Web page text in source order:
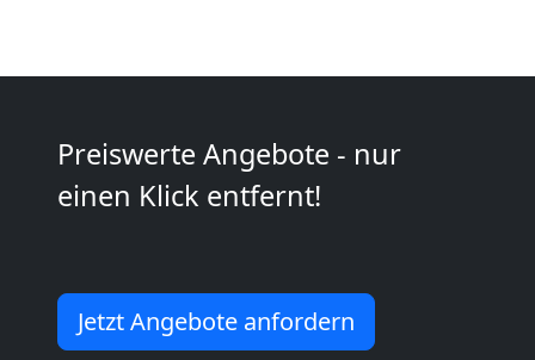
Preiswerte Angebote - nur
einen Klick entfernt!
Jetzt Angebote anfordern
Umzug
Umzug